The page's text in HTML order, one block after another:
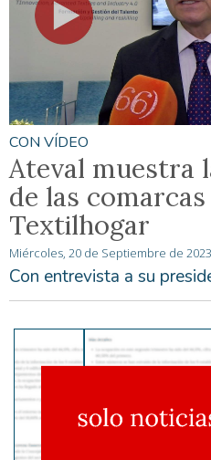
CON VÍDEO
Ateval muestra
de las
Textilhogar
Miércoles, 20 de Septiembre de 2023
Con entrevista a su